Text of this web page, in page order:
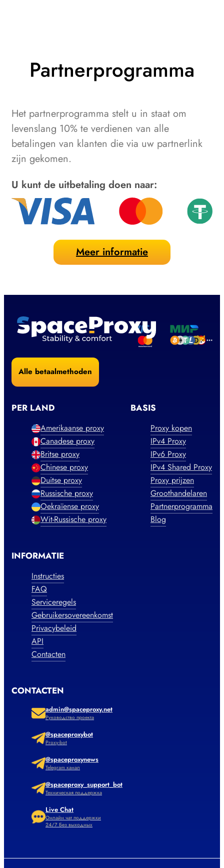
Partnerprogramma
Het partnerprogramma stelt u in staat om
levenslang 10% te verdienen van alle
betalingen van klanten die via uw partnerlink
zijn gekomen.
U kunt de uitbetaling doen naar:
Meer informatie
Alle betaalmethoden
PER LAND
Amerikaanse proxy
Canadese proxy
Britse proxy
Chinese proxy
Duitse proxy
Russische proxy
Oekraïense proxy
Wit-Russische proxy
BASIS
Proxy kopen
IPv4 Proxy
IPv6 Proxy
IPv4 Shared Proxy
Proxy prijzen
Groothandelaren
Partnerprogramma
Blog
INFORMATIE
Instructies
FAQ
Serviceregels
Gebruikersovereenkomst
Privacybeleid
API
Contacten
CONTACTEN
admin@spaceproxy.net
Руководство проекта
@spaceproxybot
Proxy-bot
@spaceproxynews
Telegram канал
@spaceproxy_support_bot
Техническая поддержка
Live Chat
Онлайн чат поддержки
24/7 Без выходных